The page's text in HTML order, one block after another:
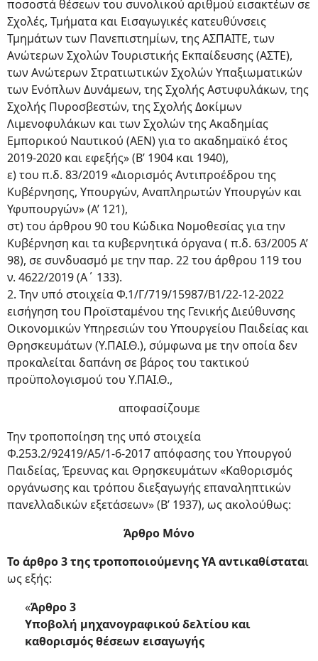
ποσοστά θέσεων του συνολικού αριθμού εισακτέων σε
Σχολές, Τμήματα και Εισαγωγικές κατευθύνσεις
Τμημάτων των Πανεπιστημίων, της ΑΣΠΑΙΤΕ, των
Ανώτερων Σχολών Τουριστικής Εκπαίδευσης (ΑΣΤΕ),
των Ανώτερων Στρατιωτικών Σχολών Υπαξιωματικών
των Ενόπλων Δυνάμεων, της Σχολής Αστυφυλάκων, της
Σχολής Πυροσβεστών, της Σχολής Δοκίμων
Λιμενοφυλάκων και των Σχολών της Ακαδημίας
Εμπορικού Ναυτικού (ΑΕΝ) για το ακαδημαϊκό έτος
2019-2020 και εφεξής» (Β’ 1904 και 1940),
ε) του π.δ. 83/2019 «Διορισμός Αντιπροέδρου της
Κυβέρνησης, Υπουργών, Αναπληρωτών Υπουργών και
Υφυπουργών» (Α’ 121),
στ) του άρθρου 90 του Κώδικα Νομοθεσίας για την
Κυβέρνηση και τα κυβερνητικά όργανα ( π.δ. 63/2005 Α’
98), σε συνδυασμό με την παρ. 22 του άρθρου 119 του
ν. 4622/2019 (Α΄ 133).
2. Την υπό στοιχεία Φ.1/Γ/719/15987/Β1/22-12-2022
εισήγηση του Προϊσταμένου της Γενικής Διεύθυνσης
Οικονομικών Υπηρεσιών του Υπουργείου Παιδείας και
Θρησκευμάτων (Υ.ΠΑΙ.Θ.), σύμφωνα με την οποία δεν
προκαλείται δαπάνη σε βάρος του τακτικού
προϋπολογισμού του Υ.ΠΑΙ.Θ.,
αποφασίζουμε
Την τροποποίηση της υπό στοιχεία
Φ.253.2/92419/A5/1-6-2017 απόφασης του Υπουργού
Παιδείας, Έρευνας και Θρησκευμάτων «Καθορισμός
οργάνωσης και τρόπου διεξαγωγής επαναληπτικών
πανελλαδικών εξετάσεων» (Β’ 1937), ως ακολούθως:
Άρθρο Μόνο
Το άρθρο 3 της τροποποιούμενης ΥΑ αντικαθίσταται
ως εξής:
«Άρθρο 3
Υποβολή μηχανογραφικού δελτίου και
καθορισμός θέσεων εισαγωγής